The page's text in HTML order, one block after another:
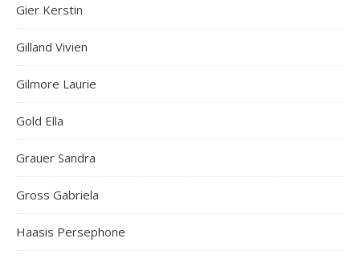
Gier Kerstin
Gilland Vivien
Gilmore Laurie
Gold Ella
Grauer Sandra
Gross Gabriela
Haasis Persephone